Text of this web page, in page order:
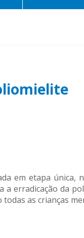
em etapa
erradicação da
as crianças